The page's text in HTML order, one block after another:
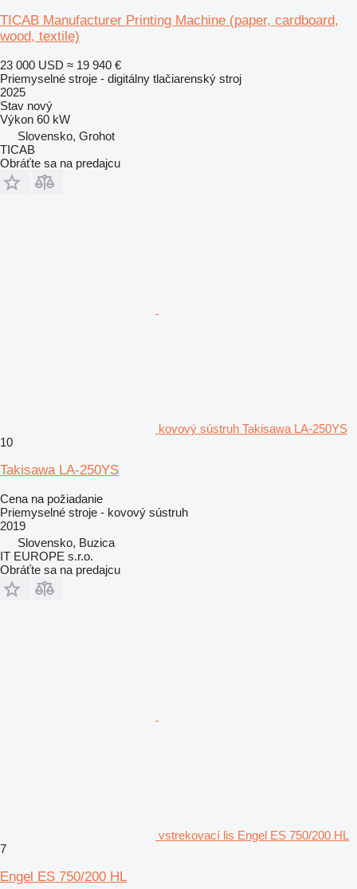
TICAB Manufacturer Printing Machine (paper, cardboard,
wood, textile)
23 000 USD ≈ 19 940 €
Priemyselné stroje - digitálny tlačiarenský stroj
2025
Stav nový
Výkon 60 kW
Slovensko, Grohot
TICAB
Obráťte sa na predajcu
kovový sústruh Takisawa LA-250YS
10
Takisawa LA-250YS
Cena na požiadanie
Priemyselné stroje - kovový sústruh
2019
Slovensko, Buzica
IT EUROPE s.r.o.
Obráťte sa na predajcu
vstrekovací lis Engel ES 750/200 HL
7
Engel ES 750/200 HL